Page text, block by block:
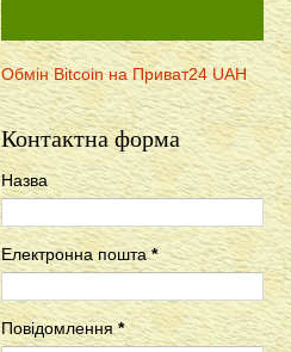
Обмін Bitcoin на Приват24 UAH
Контактна форма
Назва
Електронна пошта*
Повідомлення*